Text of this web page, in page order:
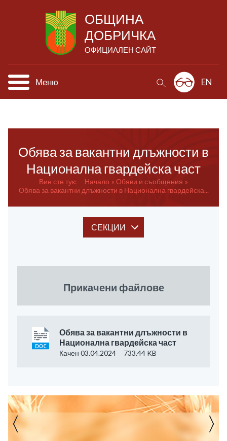
ОБЩИНА
ДОБРИЧКА
ОФИЦИАЛЕН САЙТ
Меню EN
Обява за вакантни длъжности в
Национална гвардейска част
Вие сте тук: Начало
Обяви и съобщения
Обява за вакантни длъжности в Национална гвардейска...
СЕКЦИИ
Прикачени файлове
Обява за вакантни длъжности в
Национална гвардейска част
Качен 03.04.2024 733.44 KB